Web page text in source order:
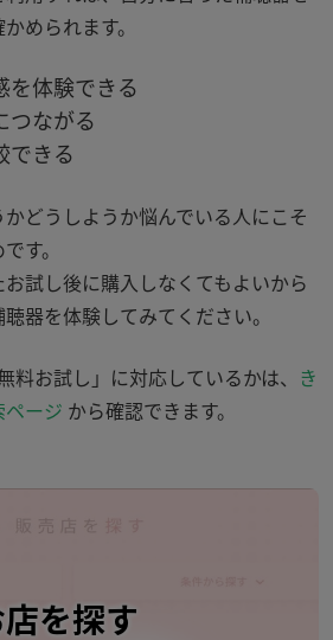
められます。
を体験できる
つながる
できる
どうしようか悩んでいる人にこそ
す。
試し後に購入しなくてもよいから
器を体験してみてください。
お試し」に対応しているかは、 き
ージ から確認できます。
を探す